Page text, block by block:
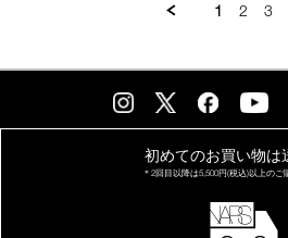
1 2 3
初めてのお買い物は
＊2回目以降は5,500円(税込)以上のご